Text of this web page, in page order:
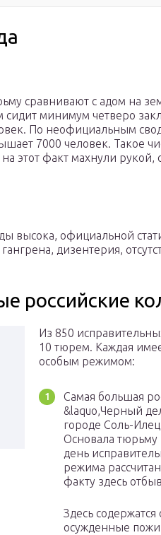
сравнивают с адом на
сидит минимум четверо
По неофициальным
7000 человек. Такое
этот факт махнули рукой,
высока, официальной
дизентерия,
российские
Из 850
10 тюрем. Каждая
особым режимом:
Самая большая
&laquo,Черный
городе Соль-
Основала тюрьму
день
режима
факту здесь
Здесь
осужденные